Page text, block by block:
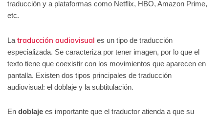
traducción y a plataformas como Netflix, HBO, Amazon Prime,
etc.
La traducción audiovisual es un tipo de traducción
especializada. Se caracteriza por tener imagen, por lo que el
texto tiene que coexistir con los movimientos que aparecen en
pantalla. Existen dos tipos principales de traducción
audiovisual: el doblaje y la subtitulación.
En doblaje es importante que el traductor atienda a que su